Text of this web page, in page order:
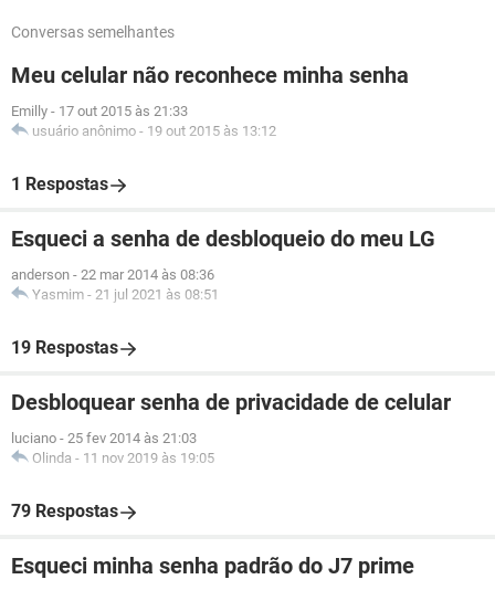
Conversas semelhantes
Meu celular não reconhece minha senha
Emilly - 17 out 2015 às 21:33
usuário anônimo - 19 out 2015 às 13:12
1 Respostas
Esqueci a senha de desbloqueio do meu LG
anderson - 22 mar 2014 às 08:36
Yasmim - 21 jul 2021 às 08:51
19 Respostas
Desbloquear senha de privacidade de celular
luciano - 25 fev 2014 às 21:03
Olinda - 11 nov 2019 às 19:05
79 Respostas
Esqueci minha senha padrão do J7 prime